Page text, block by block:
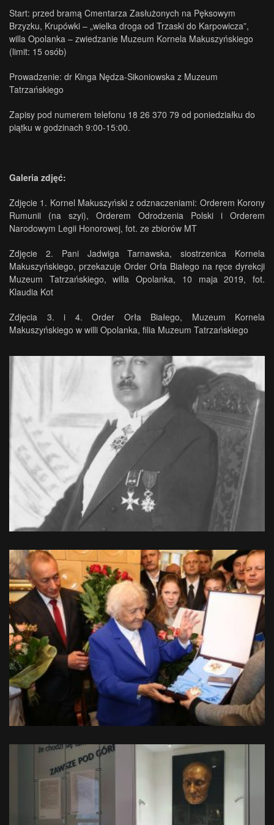
Start: przed bramą Cmentarza Zasłużonych na Pęksowym
Brzyzku, Krupówki – „wielka droga od Trzaski do Karpowicza”,
willa Opolanka – zwiedzanie Muzeum Kornela Makuszyńskiego
(limit: 15 osób)
Prowadzenie: dr Kinga Nędza-Sikoniowska z Muzeum
Tatrzańskiego
Zapisy pod numerem telefonu 18 26 370 79 od poniedziałku do
piątku w godzinach 9:00-15:00.
Galeria zdjęć:
Zdjęcie 1. Kornel Makuszyński z odznaczeniami: Orderem Korony
Rumunii (na szyi), Orderem Odrodzenia Polski i Orderem
Narodowym Legii Honorowej, fot. ze zbiorów MT
Zdjęcie 2. Pani Jadwiga Tarnawska, siostrzenica Kornela
Makuszyńskiego, przekazuje Order Orła Białego na ręce dyrekcji
Muzeum Tatrzańskiego, willa Opolanka, 10 maja 2019, fot.
Klaudia Kot
Zdjęcia 3. i 4. Order Orła Białego, Muzeum Kornela
Makuszyńskiego w willi Opolanka, filia Muzeum Tatrzańskiego